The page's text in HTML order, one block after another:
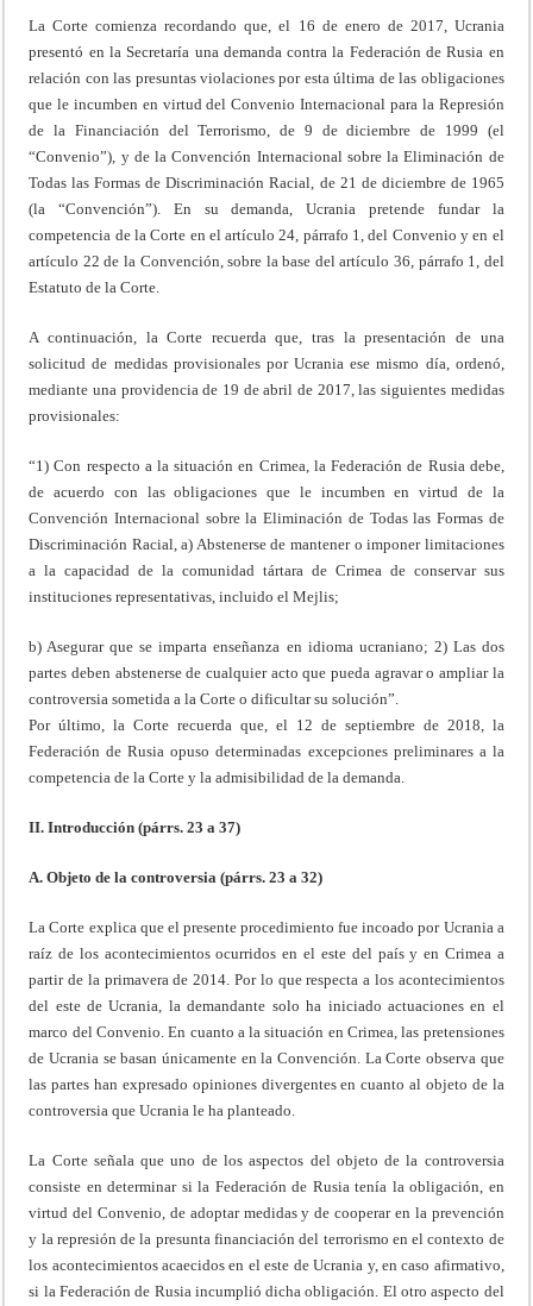
La Corte comienza recordando que, el 16 de enero de 2017, Ucrania
presentó en la Secretaría una demanda contra la Federación de Rusia en
relación con las presuntas violaciones por esta última de las obligaciones
que le incumben en virtud del Convenio Internacional para la Represión
de la Financiación del Terrorismo, de 9 de diciembre de 1999 (el
“Convenio”), y de la Convención Internacional sobre la Eliminación de
Todas las Formas de Discriminación Racial, de 21 de diciembre de 1965
(la “Convención”). En su demanda, Ucrania pretende fundar la
competencia de la Corte en el artículo 24, párrafo 1, del Convenio y en el
artículo 22 de la Convención, sobre la base del artículo 36, párrafo 1, del
Estatuto de la Corte.
A continuación, la Corte recuerda que, tras la presentación de una
solicitud de medidas provisionales por Ucrania ese mismo día, ordenó,
mediante una providencia de 19 de abril de 2017, las siguientes medidas
provisionales:
“1) Con respecto a la situación en Crimea, la Federación de Rusia debe,
de acuerdo con las obligaciones que le incumben en virtud de la
Convención Internacional sobre la Eliminación de Todas las Formas de
Discriminación Racial, a) Abstenerse de mantener o imponer limitaciones
a la capacidad de la comunidad tártara de Crimea de conservar sus
instituciones representativas, incluido el Mejlis;
b) Asegurar que se imparta enseñanza en idioma ucraniano; 2) Las dos
partes deben abstenerse de cualquier acto que pueda agravar o ampliar la
controversia sometida a la Corte o dificultar su solución”.
Por último, la Corte recuerda que, el 12 de septiembre de 2018, la
Federación de Rusia opuso determinadas excepciones preliminares a la
competencia de la Corte y la admisibilidad de la demanda.
II. Introducción (párrs. 23 a 37)
A. Objeto de la controversia (párrs. 23 a 32)
La Corte explica que el presente procedimiento fue incoado por Ucrania a
raíz de los acontecimientos ocurridos en el este del país y en Crimea a
partir de la primavera de 2014. Por lo que respecta a los acontecimientos
del este de Ucrania, la demandante solo ha iniciado actuaciones en el
marco del Convenio. En cuanto a la situación en Crimea, las pretensiones
de Ucrania se basan únicamente en la Convención. La Corte observa que
las partes han expresado opiniones divergentes en cuanto al objeto de la
controversia que Ucrania le ha planteado.
La Corte señala que uno de los aspectos del objeto de la controversia
consiste en determinar si la Federación de Rusia tenía la obligación, en
virtud del Convenio, de adoptar medidas y de cooperar en la prevención
y la represión de la presunta financiación del terrorismo en el contexto de
los acontecimientos acaecidos en el este de Ucrania y, en caso afirmativo,
si la Federación de Rusia incumplió dicha obligación. El otro aspecto del